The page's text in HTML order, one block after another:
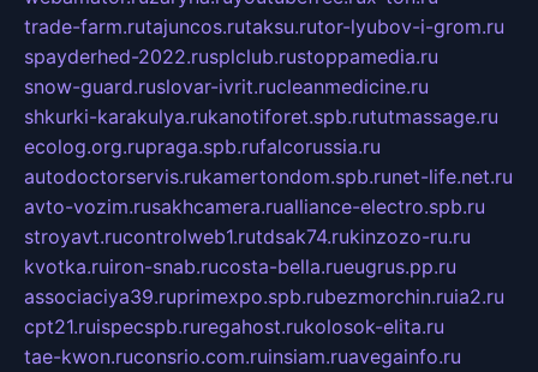
trade-farm.rutajuncos.rutaksu.rutor-lyubov-i-grom.ru
spayderhed-2022.rusplclub.rustoppamedia.ru
snow-guard.ruslovar-ivrit.rucleanmedicine.ru
shkurki-karakulya.rukanotiforet.spb.rututmassage.ru
ecolog.org.rupraga.spb.rufalcorussia.ru
autodoctorservis.rukamertondom.spb.runet-life.net.ru
avto-vozim.rusakhcamera.rualliance-electro.spb.ru
stroyavt.rucontrolweb1.rutdsak74.rukinzozo-ru.ru
kvotka.ruiron-snab.rucosta-bella.rueugrus.pp.ru
associaciya39.ruprimexpo.spb.rubezmorchin.ruia2.ru
cpt21.ruispecspb.ruregahost.rukolosok-elita.ru
tae-kwon.ruconsrio.com.ruinsiam.ruavegainfo.ru